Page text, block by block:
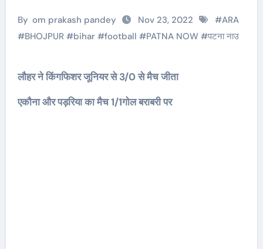
By om prakash pandey Nov 23, 2022 #ARA
#BHOJPUR#bihar#football #PATNA NOW #पटना नाउ
लौहर ने किंगफिशर जूनियर से 3/0 से मैच जीता
एकौना और पड़रिया का मैच 1/1गोल बराबरी पर